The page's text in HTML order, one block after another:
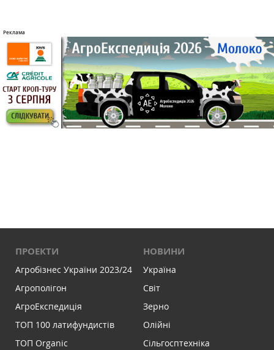
ПРОЕКТИ
Агробізнес України 2023/24
Агрополігон
АгроЕкспедиція
ТОП 100 латифундистів
ТОП Organic
НОВИНИ
Україна
Світ
Зерно
Олійні
Сільгосптехніка